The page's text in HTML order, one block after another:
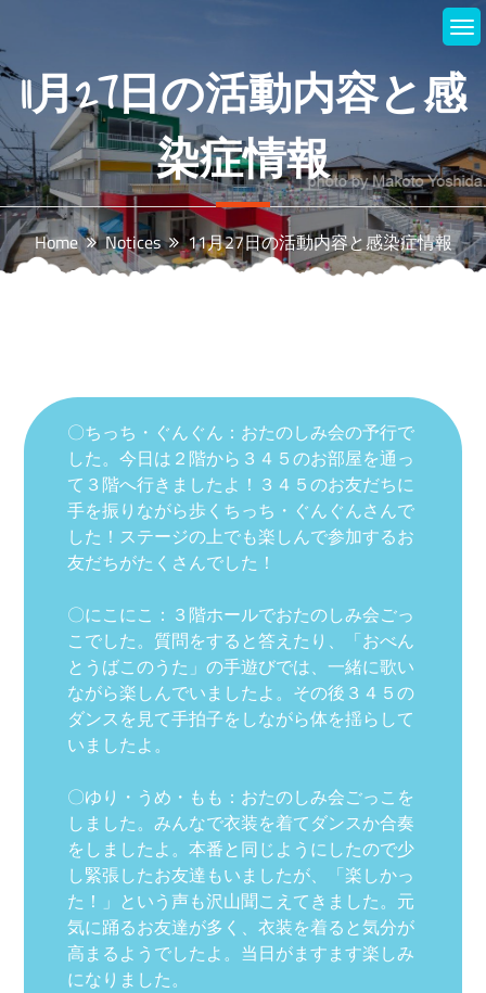
content11月27日の活動内容と感
染症情報
Home Notices 11月27日の活動内容と感染症情報
〇ちっち・ぐんぐん：おたのしみ会の予行で
した。今日は２階から３４５のお部屋を通っ
て３階へ行きましたよ！３４５のお友だちに
手を振りながら歩くちっち・ぐんぐんさんで
した！ステージの上でも楽しんで参加するお
友だちがたくさんでした！
〇にこにこ：３階ホールでおたのしみ会ごっ
こでした。質問をすると答えたり、「おべん
とうばこのうた」の手遊びでは、一緒に歌い
ながら楽しんでいましたよ。その後３４５の
ダンスを見て手拍子をしながら体を揺らして
いましたよ。
〇ゆり・うめ・もも：おたのしみ会ごっこを
しました。みんなで衣装を着てダンスか合奏
をしましたよ。本番と同じようにしたので少
し緊張したお友達もいましたが、「楽しかっ
た！」という声も沢山聞こえてきました。元
気に踊るお友達が多く、衣装を着ると気分が
高まるようでしたよ。当日がますます楽しみ
になりました。